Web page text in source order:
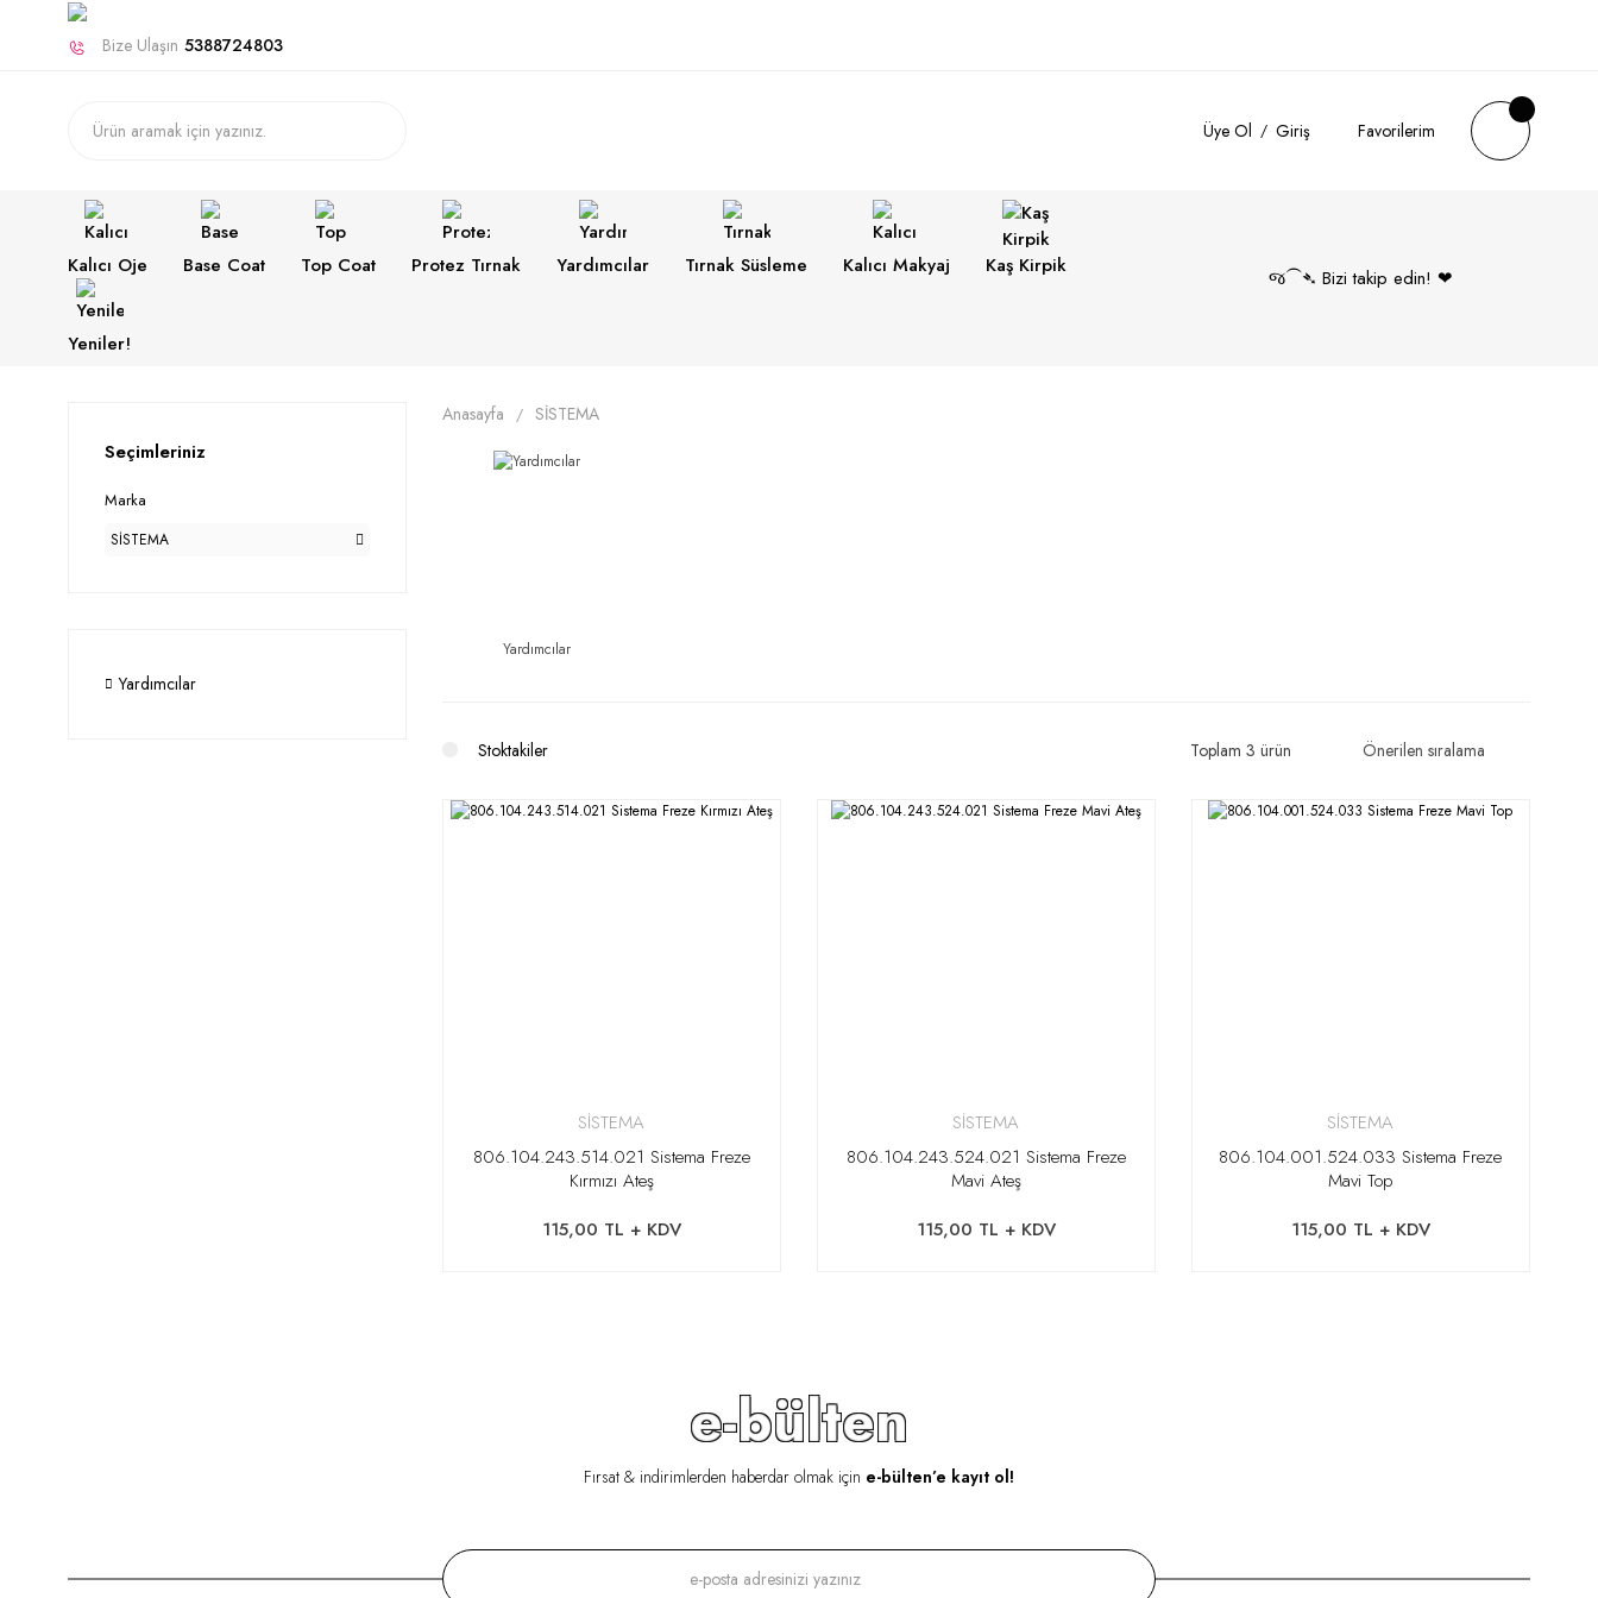
Bize Ulaşın 5388724803
Üye Ol Giriş Favorilerim
Kalıcı Oje Base Coat Top Coat Protez Tırnak Yardımcılar Tırnak Süsleme Kalıcı Makyaj Kaş Kirpik
Yeniler!
જ⁀➴ Bizi takip edin! ❤︎
Seçimleriniz
Marka
SİSTEMA
Yardımcılar
Anasayfa SİSTEMA
Yardımcılar
Stoktakiler Toplam 3 ürün
SİSTEMA
806.104.243.514.021 Sistema Freze
Kırmızı Ateş
115,00 TL + KDV
SİSTEMA
806.104.243.524.021 Sistema Freze
Mavi Ateş
115,00 TL + KDV
SİSTEMA
806.104.001.524.033 Sistema Freze
Mavi Top
115,00 TL + KDV
e-bülten
Fırsat & indirimlerden haberdar olmak için e-bülten’e kayıt ol!